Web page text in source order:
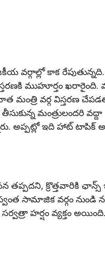
వర్గాల్లో కాక
విస్తరణకి ముహూర్తం
మంత్రి వర్గ విస్తరణ
మంత్రులందరి వద్దా
అప్పట్లో ఇది హాట్ టాపిక్
తప్పదని, క్రొత్తవారికి
సామాజిక వర్గం నుండి
హర్షం వ్యక్తం అయింది.